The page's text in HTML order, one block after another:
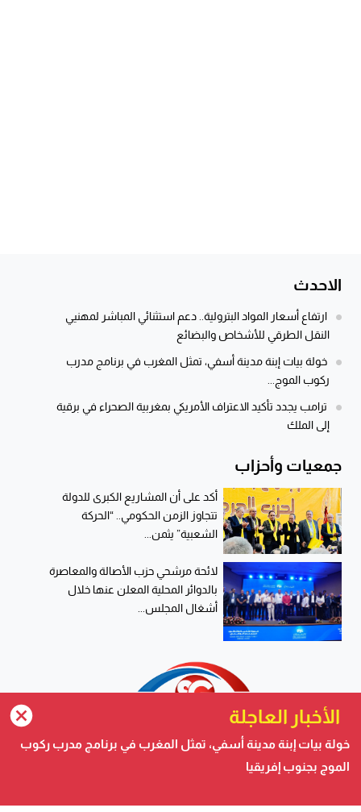
الاحدث
ارتفاع أسعار المواد البترولية.. دعم استثنائي المباشر لمهنيي
النقل الطرقي للأشخاص والبضائع
خولة بيات إبنة مدينة أسفي، تمثل المغرب في برنامج مدرب
ركوب الموج...
ترامب يجدد تأكيد الاعتراف الأمريكي بمغربية الصحراء في برقية
إلى الملك
جمعيات وأحزاب
أكد على أن المشاريع الكبرى للدولة
تتجاوز الزمن الحكومي.. “الحركة
الشعبية” يثمن...
لائحة مرشحي حزب الأصالة والمعاصرة
بالدوائر المحلية المعلن عنها خلال
أشغال المجلس...
safigoud media
الأخبار العاجلة
خولة بيات إبنة مدينة أسفي، تمثل المغرب في برنامج مدرب ركوب
الموج بجنوب إفريقيا